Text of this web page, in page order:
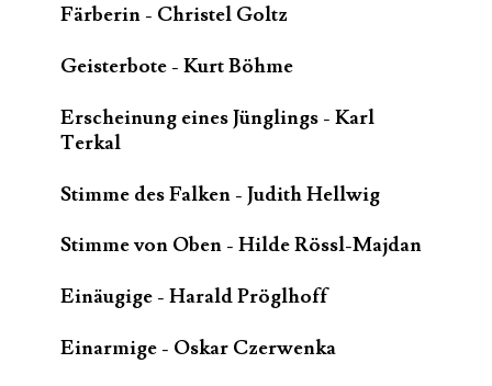
Färberin - Christel Goltz
Geisterbote - Kurt Böhme
Erscheinung eines Jünglings - Karl
Terkal
Stimme des Falken - Judith Hellwig
Stimme von Oben - Hilde Rössl-Majdan
Einäugige - Harald Pröglhoff
Einarmige - Oskar Czerwenka